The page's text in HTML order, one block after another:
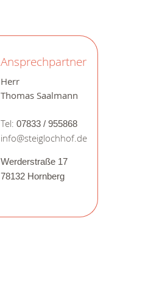
Ansprechpartner
Herr
Thomas Saalmann
Tel: 07833 / 955868
info@steiglochhof.de
Werderstraße 17
78132 Hornberg